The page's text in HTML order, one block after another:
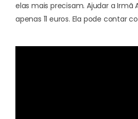
elas mais precisam. Ajudar a Irmã
apenas 11 euros. Ela pode contar